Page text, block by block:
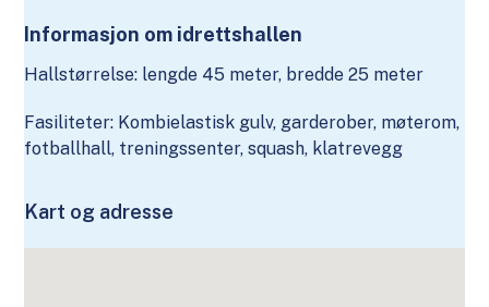
Informasjon om idrettshallen
Hallstørrelse: lengde 45 meter, bredde 25 meter
Fasiliteter: Kombielastisk gulv, garderober, møterom,
fotballhall, treningssenter, squash, klatrevegg
Kart og adresse